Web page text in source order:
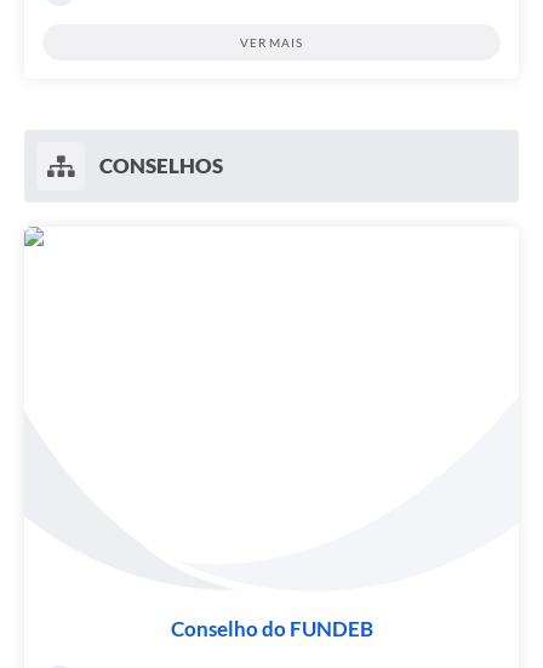
VER MAIS
CONSELHOS
Conselho do FUNDEB